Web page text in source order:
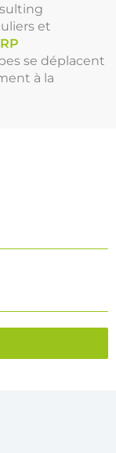
et
se déplacent
à la